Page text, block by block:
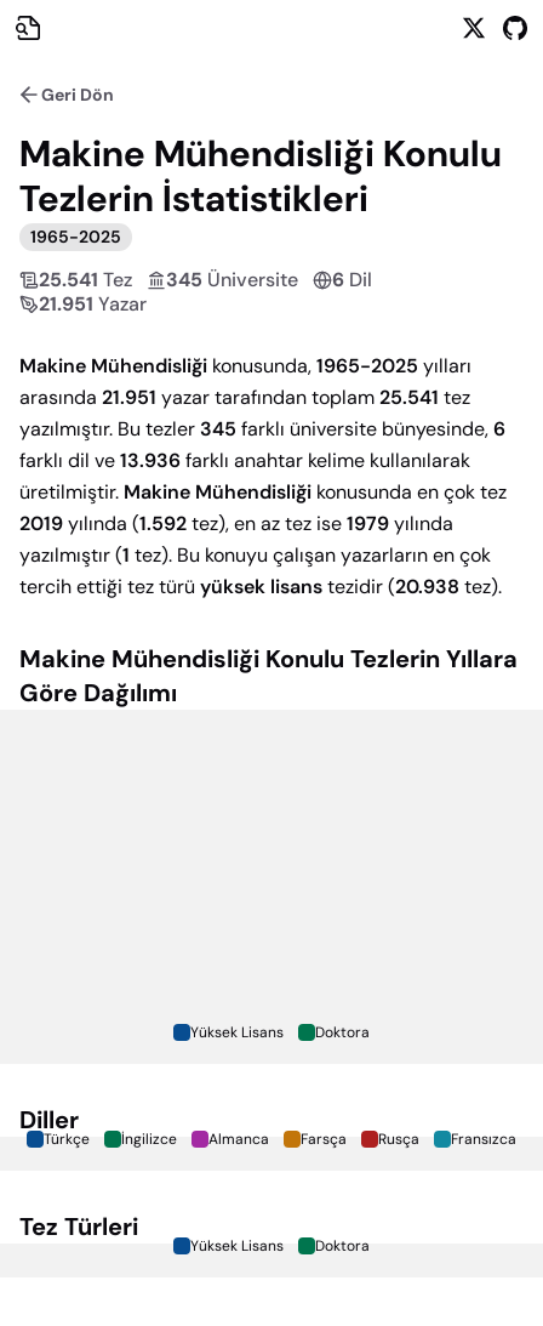
Geri Dön
Makine Mühendisliği Konulu
Tezlerin İstatistikleri
1965-2025
25.541 Tez 345 Üniversite 6 Dil
21.951 Yazar
Makine Mühendisliği konusunda,1965-2025 yılları
arasında 21.951 yazar tarafından toplam25.541 tez
yazılmıştır. Bu tezler 345 farklı üniversite bünyesinde,6
farklı dil ve13.936farklı anahtar kelime kullanılarak
üretilmiştir. Makine Mühendisliği konusunda en çok tez
2019yılında (1.592tez), en az tez ise1979yılında
yazılmıştır (1 tez). Bu konuyu çalışan yazarların en çok
tercih ettiği tez türü yüksek lisanstezidir (20.938 tez).
Makine Mühendisliği Konulu Tezlerin Yıllara
Göre Dağılımı
Yüksek Lisans Doktora
Diller
Türkçe İngilizce Almanca Farsça Rusça Fransızca
Tez Türleri
Yüksek Lisans Doktora